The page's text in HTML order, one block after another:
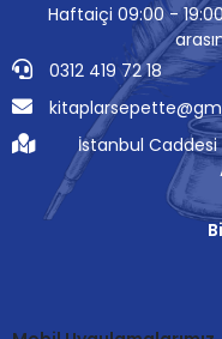
Haftaiçi 09:00 -
0312 419 72 18
İstanbul Caddesi